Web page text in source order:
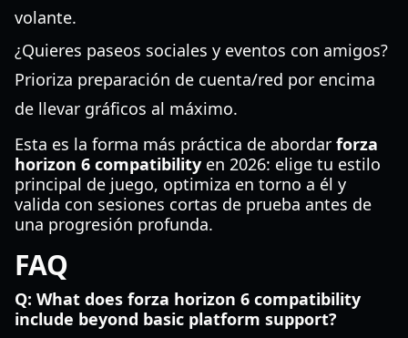
volante.
¿Quieres paseos sociales y eventos con amigos?
Prioriza preparación de cuenta/red por encima
de llevar gráficos al máximo.
Esta es la forma más práctica de abordar forza
horizon 6 compatibility en 2026: elige tu estilo
principal de juego, optimiza en torno a él y
valida con sesiones cortas de prueba antes de
una progresión profunda.
FAQ
Q: What does forza horizon 6 compatibility
include beyond basic platform support?